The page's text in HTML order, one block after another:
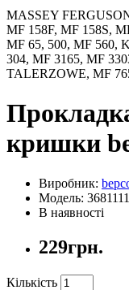
MASSEY
MF 158F, MF 158S,
MF 65, 500, MF 560,
304, MF 3165, MF
TALERZOWE, MF
кришки
Виробник:
Модель:
В наявності
229грн.
Кількість